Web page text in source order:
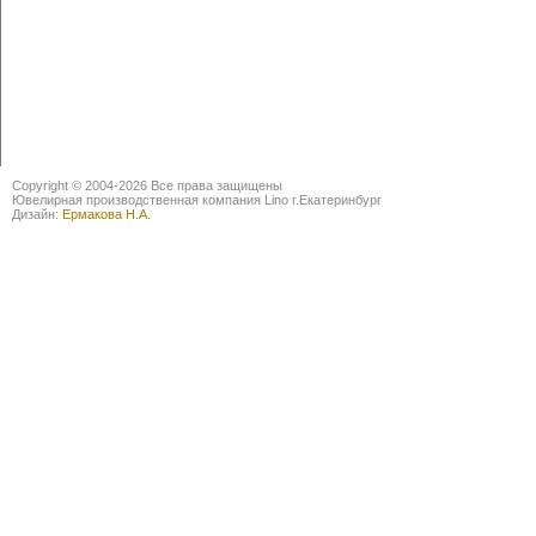
Copyright © 2004-2026 Все права защищены
Ювелирная производственная компания Lino г.Екатеринбург
Дизайн: Ермакова Н.А.